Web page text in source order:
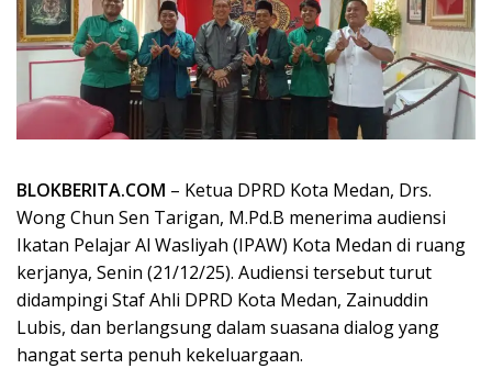
BLOKBERITA.COM – Ketua DPRD Kota Medan, Drs.
Wong Chun Sen Tarigan, M.Pd.B menerima audiensi
Ikatan Pelajar Al Wasliyah (IPAW) Kota Medan di ruang
kerjanya, Senin (21/12/25). Audiensi tersebut turut
didampingi Staf Ahli DPRD Kota Medan, Zainuddin
Lubis, dan berlangsung dalam suasana dialog yang
hangat serta penuh kekeluargaan.